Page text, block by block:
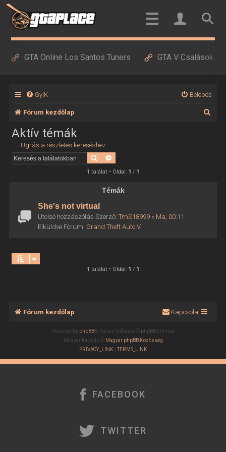
GTA Online Los Santos Tuners GTA V Csalások
GyIK Belépés
Fórum kezdőlap
Aktív témák
Ugrás a részletes kereséshez
Keresés
1 találat • Oldal: 1 / 1
Témák
She's not virtual
Utolsó hozzászólás Szerző: TmS18999« Ma, 00:11
Elküldve Fórum: Grand Theft Auto V
1 találat • Oldal: 1 / 1
Fórum kezdőlap Kapcsolat
Powered by phpBB® Forum Software © phpBB Limited
Magyar fordítás ©
Magyar phpBB Közösség
PRIVACY_LINK| TERMS_LINK
FACEBOOK
TWITTER